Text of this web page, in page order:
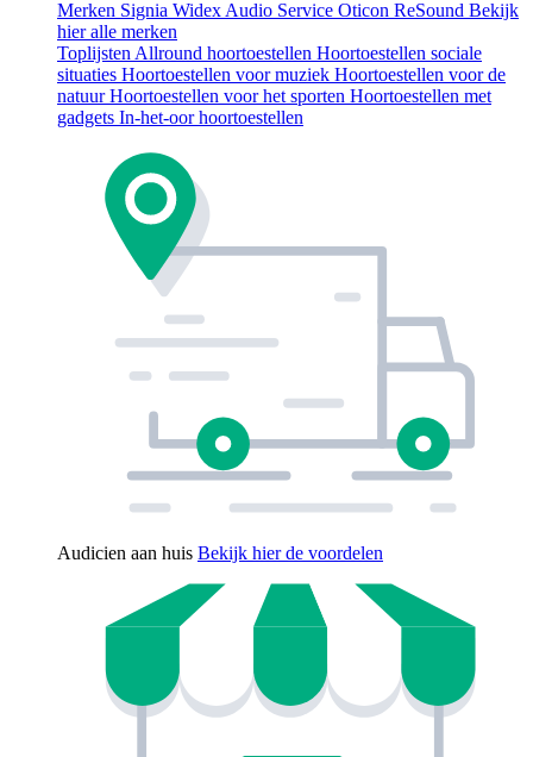
Merken Signia Widex Audio Service Oticon ReSound Bekijk
hier alle merken
Toplijsten Allround hoortoestellen Hoortoestellen sociale
situaties Hoortoestellen voor muziek Hoortoestellen voor de
natuurHoortoestellen voor het sporten Hoortoestellen met
gadgets In-het-oor hoortoestellen
Audicien aan huis Bekijk hier de voordelen